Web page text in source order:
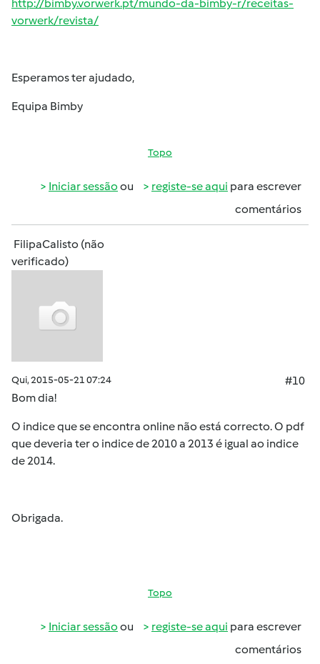
http://bimby.vorwerk.pt/mundo-da-bimby-r/receitas-
vorwerk/revista/
Esperamos ter ajudado,
Equipa Bimby
Topo
Iniciar sessão ou registe-se aqui para escrever
comentários
FilipaCalisto (não
verificado)
Qui, 2015-05-21 07:24
#10
Bom dia!
O indice que se encontra online não está correcto. O pdf
que deveria ter o indice de 2010 a 2013 é igual ao indice
de 2014.
Obrigada.
Topo
Iniciar sessão ou registe-se aqui para escrever
comentários